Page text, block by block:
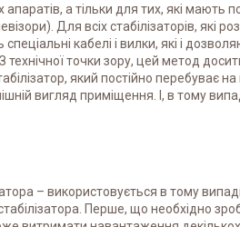
апаратів, а тільки для тих, які
Для всіх стабілізаторів, які
кабелі і вилки, які і
точки зору, цей метод
який постійно перебуває
вигляд приміщення. І, в тому
– використовується в тому
Перше, що необхідно